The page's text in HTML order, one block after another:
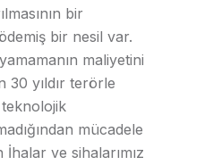
bir
bir nesil var.
maliyetini
30 yıldır terörle
mücadele
ve sihalarımız